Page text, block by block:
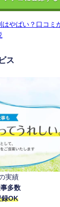
はやばい？口コミ
ス
実績
多数
録OK